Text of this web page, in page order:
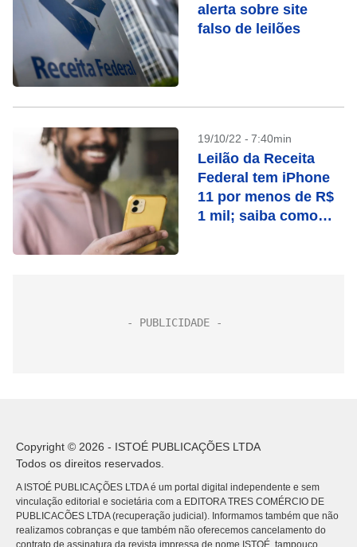
alerta sobre site
falso de leilões
19/10/22 - 7:40min
Leilão da Receita
Federal tem iPhone
11 por menos de R$
1 mil; saiba como
Copyright © 2026 - ISTOÉ PUBLICAÇÕES LTDA
Todos os direitos reservados.
A ISTOÉ PUBLICAÇÕES LTDA é um portal digital independente e sem
vinculação editorial e societária com a EDITORA TRES COMÉRCIO DE
PUBLICACÕES LTDA (recuperação judicial). Informamos também que não
realizamos cobranças e que também não oferecemos cancelamento do
contrato de assinatura da revista impressa de nome ISTOÉ, tampouco